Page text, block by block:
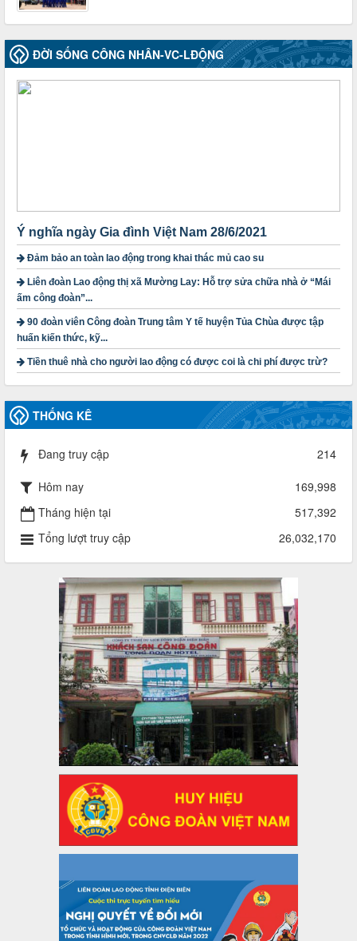
50/2024/QH/15
Thời gian đăng: 25/12/2024
lượt xem: 4226 | lượt tải:321
2010-CV/TU
nguyên tắc xây dựng và giao dự toán tài chính công đoàn
năm 2025
Thời gian đăng: 23/09/2024
lượt xem: 4199 | lượt tải:1314
3716/TLD-TC
Công văn hướng dẫn công tác quả lý tài chính, tài sản công
đoàn khi đơn vị sát nhập, chấm dứt hoạt động
Thời gian đăng: 13/04/2025
lượt xem: 2004 | lượt tải:719
LĐLĐ tỉnh Điện Biên năm 2025
Thời gian đăng: 28/04/2025
485/QĐ-LĐLĐ
Quyết định về việc công bố công khai quyết toán ngân sách
nhà nước năm 2024
Thời gian đăng: 29/04/2025
lượt xem: 917 | lượt tải:254
Công văn số 2930/TLĐ-TC, ngày 31/12/2024 của Tổng
LĐLĐ Việt Nam về việc quy định tỷ lệ phân phối tự động
KPCĐ 2% qua tài khoản Công đoàn Việt Nam về các cấp
Công đoàn năm 2025
Thời gian đăng: 06/01/2025
lượt xem: 1067 | lượt tải:437
47-TTCĐ/BTGTU
Thông tin chuyên đề: Một số nôi dung về sắp xếp tổ chức bộ
máy của hệ thống chính trị tinh gọn, hoạt động hiệu lực, hiệu
Thời gian đăng: 25/12/2024
lượt xem: 1225 | lượt tải:339
37/HD-TLĐ
Hướng dẫn Công đoàn với việc tổ chức và hoạt động của
Ban Thanh tra Nhân dân
Thời gian đăng: 27/12/2024
lượt xem: 4949 | lượt tải:1352
35/HD-TLĐ
công tác kiểm tra, giám sát tại Công đoàn cơ sở
Thời gian đăng: 27/12/2024
lượt xem: 2075 | lượt tải:507
ĐỜI SỐNG CÔNG NHÂN-VC-LĐỘNG
Ý nghĩa ngày Gia đình Việt Nam 28/6/2021
Đảm bảo an toàn lao động trong khai thác mủ cao su
Liên đoàn Lao động thị xã Mường Lay: Hỗ trợ sửa chữa nhà ở “Mái
ấm công đoàn”...
90 đoàn viên Công đoàn Trung tâm Y tế huyện Tủa Chùa được tập
huấn kiến thức, kỹ...
Tiền thuê nhà cho người lao động có được coi là chi phí được trừ?
THỐNG KÊ
Đang truy cập 214
Hôm nay
169,998
Tháng hiện tại
517,392
Tổng lượt truy cập
26,032,170